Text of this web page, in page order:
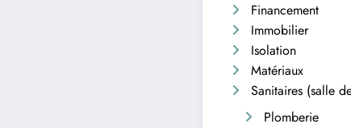
Financement
Immobilier
Isolation
Matériaux
Sanitaires (salle
Plomberie